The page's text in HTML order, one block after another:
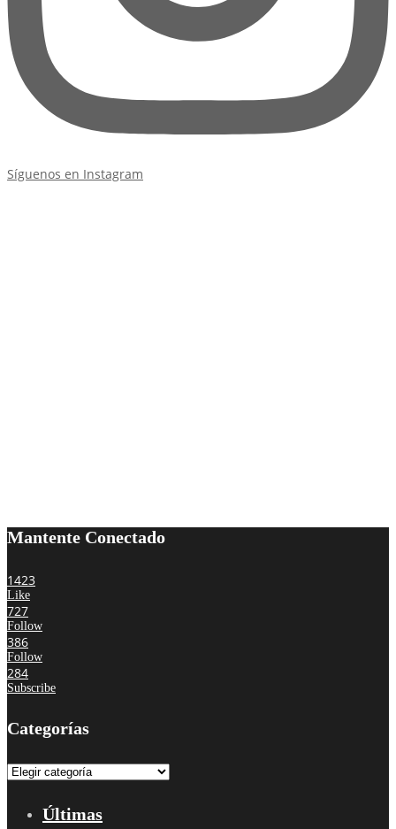
Síguenos en Instagram
Mantente Conectado
1423
Like
727
Follow
386
Follow
284
Subscribe
Categorías
Categorías
Últimas